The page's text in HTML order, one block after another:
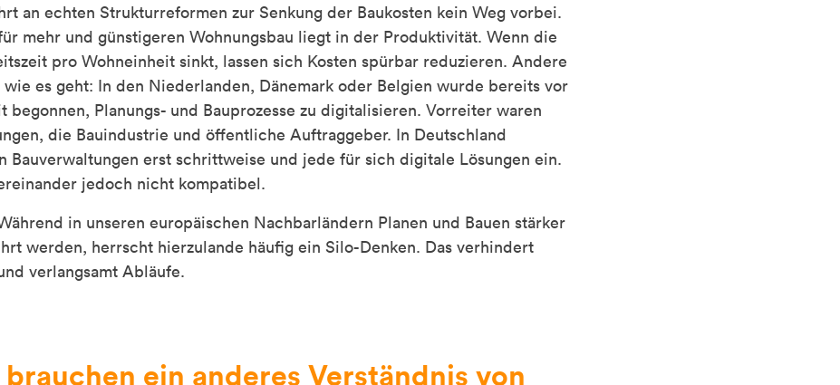
an echten Strukturreformen zur Senkung der Baukosten kein Weg vorbei.
mehr und günstigeren Wohnungsbau liegt in der Produktivität. Wenn die
pro Wohneinheit sinkt, lassen sich Kosten spürbar reduzieren. Andere
wie es geht: In den Niederlanden, Dänemark oder Belgien wurde bereits vor
begonnen, Planungs- und Bauprozesse zu digitalisieren. Vorreiter waren
die Bauindustrie und öffentliche Auftraggeber. In Deutschland
Bauverwaltungen erst schrittweise und jede für sich digitale Lösungen ein.
jedoch nicht kompatibel.
in unseren europäischen Nachbarländern Planen und Bauen stärker
werden, herrscht hierzulande häufig ein Silo-Denken. Das verhindert
verlangsamt Abläufe.
ein anderes Verständnis von